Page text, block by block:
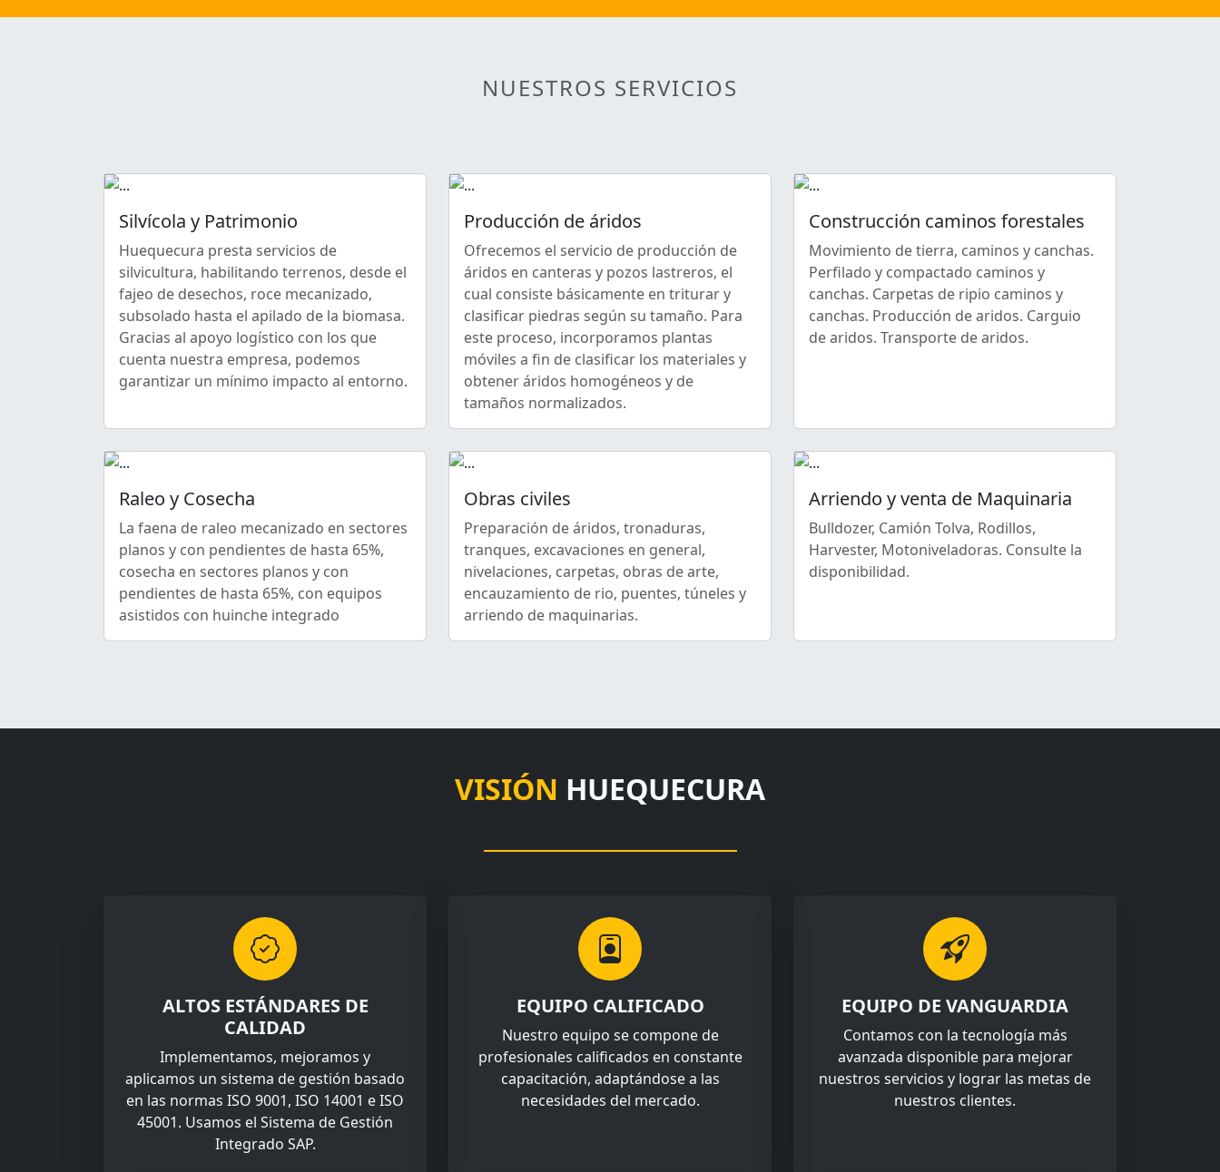
NUESTROS SERVICIOS
Silvícola y Patrimonio
Huequecura presta servicios de
silvicultura, habilitando terrenos, desde el
fajeo de desechos, roce mecanizado,
subsolado hasta el apilado de la biomasa.
Gracias al apoyo logístico con los que
cuenta nuestra empresa, podemos
garantizar un mínimo impacto al entorno.
Producción de áridos
Ofrecemos el servicio de producción de
áridos en canteras y pozos lastreros, el
cual consiste básicamente en triturar y
clasificar piedras según su tamaño. Para
este proceso, incorporamos plantas
móviles a fin de clasificar los materiales y
obtener áridos homogéneos y de
tamaños normalizados.
Construcción caminos forestales
Movimiento de tierra, caminos y canchas.
Perfilado y compactado caminos y
canchas. Carpetas de ripio caminos y
canchas. Producción de aridos. Carguio
de aridos. Transporte de aridos.
Raleo y Cosecha
La faena de raleo mecanizado en sectores
planos y con pendientes de hasta 65%,
cosecha en sectores planos y con
pendientes de hasta 65%, con equipos
asistidos con huinche integrado
Obras civiles
Preparación de áridos, tronaduras,
tranques, excavaciones en general,
nivelaciones, carpetas, obras de arte,
encauzamiento de rio, puentes, túneles y
arriendo de maquinarias.
Arriendo y venta de Maquinaria
Bulldozer, Camión Tolva, Rodillos,
Harvester, Motoniveladoras. Consulte la
disponibilidad.
VISIÓN HUEQUECURA
ALTOS ESTÁNDARES DE
CALIDAD
Implementamos, mejoramos y
aplicamos un sistema de gestión basado
en las normas ISO 9001, ISO 14001 e ISO
45001. Usamos el Sistema de Gestión
Integrado SAP.
EQUIPO CALIFICADO
Nuestro equipo se compone de
profesionales calificados en constante
capacitación, adaptándose a las
necesidades del mercado.
EQUIPO DE VANGUARDIA
Contamos con la tecnología más
avanzada disponible para mejorar
nuestros servicios y lograr las metas de
nuestros clientes.